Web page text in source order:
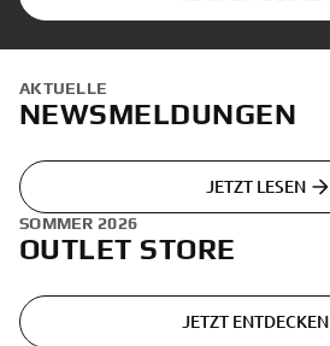
AKTUELLE
NEWSMELDUNGEN
JETZT LESEN
SOMMER 2026
OUTLET STORE
JETZT ENTDECKEN